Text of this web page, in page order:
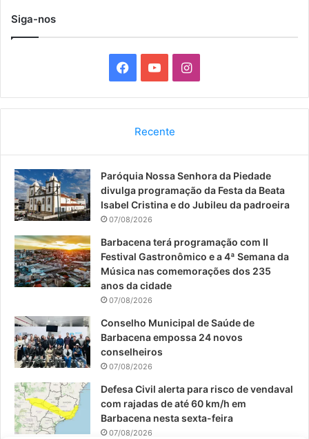
Siga-nos
a
b
o
k
o
u
b
I
n
a
g
a
Recente
Paróquia Nossa Senhora da Piedade
divulga programação da Festa da Beata
Isabel Cristina e do Jubileu da padroeira
07/08/2026
Barbacena terá programação com II
Festival Gastronômico e a 4ª Semana da
Música nas comemorações dos 235
anos da cidade
07/08/2026
Conselho Municipal de Saúde de
Barbacena empossa 24 novos
conselheiros
07/08/2026
Defesa Civil alerta para risco de vendaval
com rajadas de até 60 km/h em
Barbacena nesta sexta-feira
07/08/2026